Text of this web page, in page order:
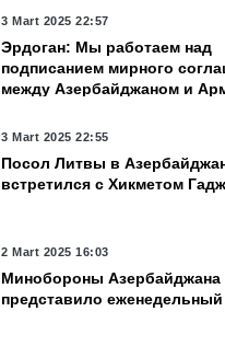
3 Mart 2025 22:57
Эрдоган: Мы работаем над
подписанием мирного
между Азербайджаном и
3 Mart 2025 22:55
Посол Литвы в
встретился с Хикметом
2 Mart 2025 16:03
Минобороны Азербайджана
представило